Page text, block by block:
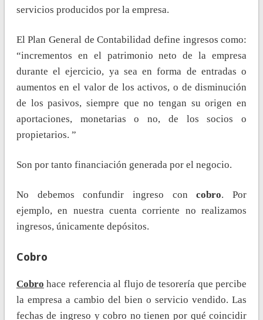
servicios producidos por la empresa.
El Plan General de Contabilidad define ingresos como:
“incrementos en el patrimonio neto de la empresa
durante el ejercicio, ya sea en forma de entradas o
aumentos en el valor de los activos, o de disminución
de los pasivos, siempre que no tengan su origen en
aportaciones, monetarias o no, de los socios o
propietarios. ”
Son por tanto financiación generada por el negocio.
No debemos confundir ingreso concobro. Por
ejemplo, en nuestra cuenta corriente no realizamos
ingresos, únicamente depósitos.
Cobro
Cobro hace referencia al flujo de tesorería que percibe
la empresa a cambio del bien o servicio vendido. Las
fechas de ingreso y cobro no tienen por qué coincidir